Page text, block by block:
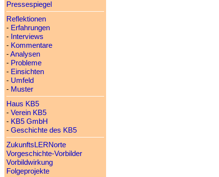
Pressespiegel
Reflektionen
- Erfahrungen
- Interviews
- Kommentare
-Analysen
- Probleme
- Einsichten
- Umfeld
- Muster
Haus KB5
- Verein KB5
- KB5 GmbH
- Geschichte des KB5
ZukunftsLERNorte
Vorgeschichte-Vorbilder
Vorbildwirkung
Folgeprojekte